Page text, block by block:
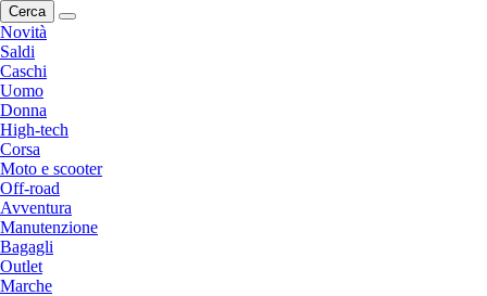
Cerca
Novità
Saldi
Caschi
Uomo
Donna
High-tech
Corsa
Moto e scooter
Off-road
Avventura
Manutenzione
Bagagli
Outlet
Marche